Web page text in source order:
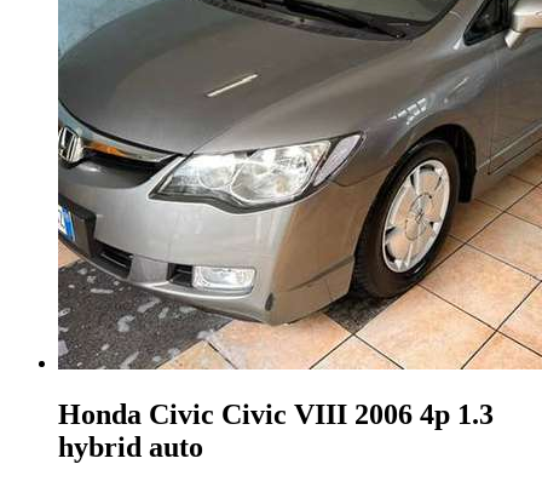
Honda Civic Civic VIII 2006 4p 1.3
hybrid auto